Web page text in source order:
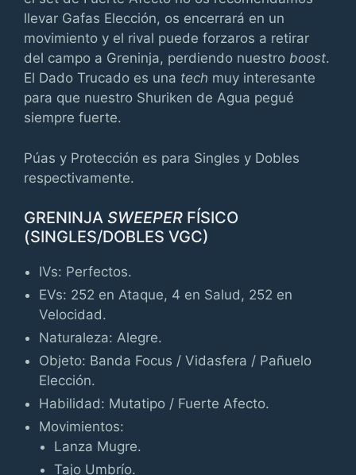
llevar Gafas Elección, os encerrará en un
movimiento y el rival puede forzaros a retirar
del campo a Greninja, perdiendo nuestro boost.
El Dado Trucado es una tech muy interesante
para que nuestro Shuriken de Agua pegué
siempre fuerte.
Púas y Protección es para Singles y Dobles
respectivamente.
GRENINJA SWEEPER FÍSICO
(SINGLES/DOBLES VGC)
IVs: Perfectos.
EVs: 252 en Ataque, 4 en Salud, 252 en
Velocidad.
Naturaleza: Alegre.
Objeto: Banda Focus / Vidasfera / Pañuelo
Elección.
Habilidad: Mutatipo / Fuerte Afecto.
Movimientos:
Lanza Mugre.
Tajo Umbrío.